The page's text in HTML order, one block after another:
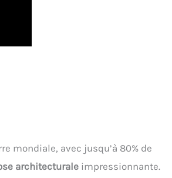
mondiale, avec jusqu’à 80% de
architecturale impressionnante.